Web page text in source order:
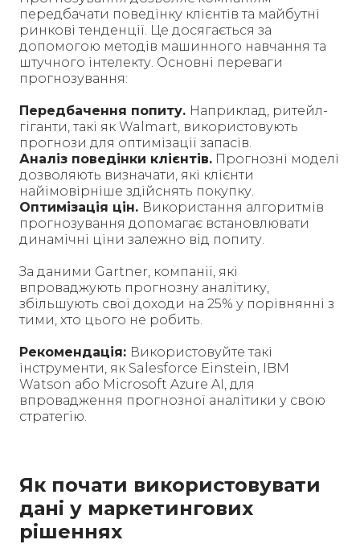
передбачати поведінку клієнтів та майбутні
ринкові тенденції. Це досягається за
допомогою методів машинного навчання та
штучного інтелекту. Основні переваги
прогнозування:
Передбачення попиту. Наприклад, ритейл-
гіганти, такі як Walmart, використовують
прогнози для оптимізації запасів.
Аналіз поведінки клієнтів. Прогнозні моделі
дозволяють визначати, які клієнти
найімовірніше здійснять покупку.
Оптимізація цін. Використання алгоритмів
прогнозування допомагає встановлювати
динамічні ціни залежно від попиту.
За даними Gartner, компанії, які
впроваджують прогнозну аналітику,
збільшують свої доходи на 25% у порівнянні з
тими, хто цього не робить.
Рекомендація: Використовуйте такі
інструменти, як Salesforce Einstein, IBM
Watson або Microsoft Azure AI, для
впровадження прогнозної аналітики у свою
стратегію.
Як почати використовувати
дані у маркетингових
рішеннях